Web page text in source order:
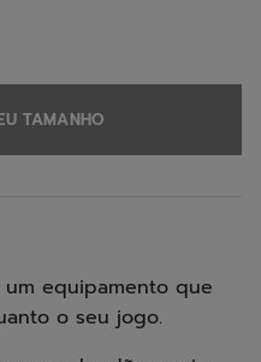
TAMANHO
equipamento que
o seu jogo.